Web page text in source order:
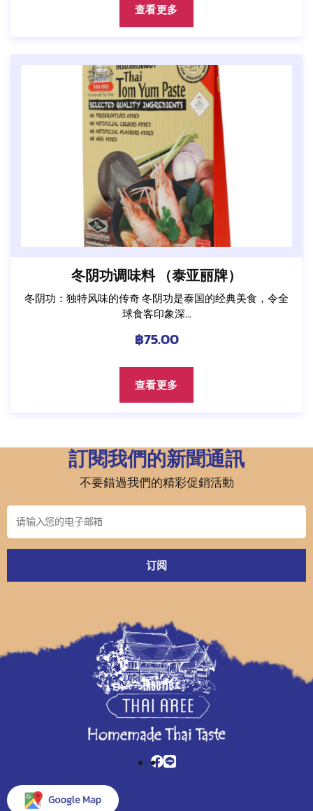
查看更多
冬阴功调味料 （泰亚丽牌）
冬阴功：独特风味的传奇 冬阴功是泰国的经典美食，令全
球食客印象深...
฿75.00
查看更多
訂閱我們的新聞通訊
不要錯過我們的精彩促銷活動